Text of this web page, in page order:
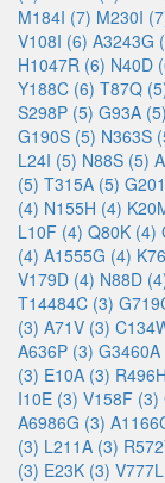
M184I (7) M230I
V108I (6) A3243G
H1047R (6) N40D
Y188C (6) T87Q
S298P (5) G93A (5)
G190S (5) N363S
L24I (5) N88S (5)
(5) T315A (5)
(4) N155H (4)
L10F (4) Q80K (4)
(4) A1555G (4)
V179D (4) N88D
T14484C (3)
(3) A71V (3)
A636P (3) G3460A
(3) E10A (3)
I10E (3) V158F (3)
A6986G (3)
(3) L211A (3)
(3) E23K (3)